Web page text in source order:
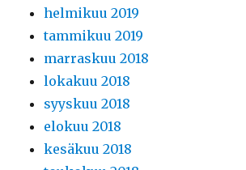
helmikuu 2019
tammikuu 2019
marraskuu 2018
lokakuu 2018
syyskuu 2018
elokuu 2018
kesäkuu 2018